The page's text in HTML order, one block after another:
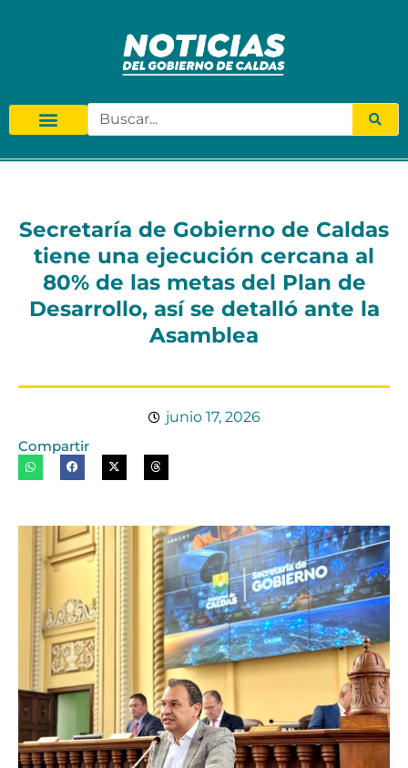
Secretaría de Gobierno de Caldas
tiene una ejecución cercana al
80% de las metas del Plan de
Desarrollo, así se detalló ante la
Asamblea
junio 17, 2026
Compartir